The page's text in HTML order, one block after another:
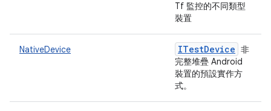
Tf 監控的不同類型
裝置
NativeDevice ITestDevice 非
完整堆疊 Android
裝置的預設實作方
式。